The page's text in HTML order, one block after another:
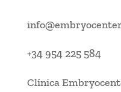
+34 954 225 584
Clínica